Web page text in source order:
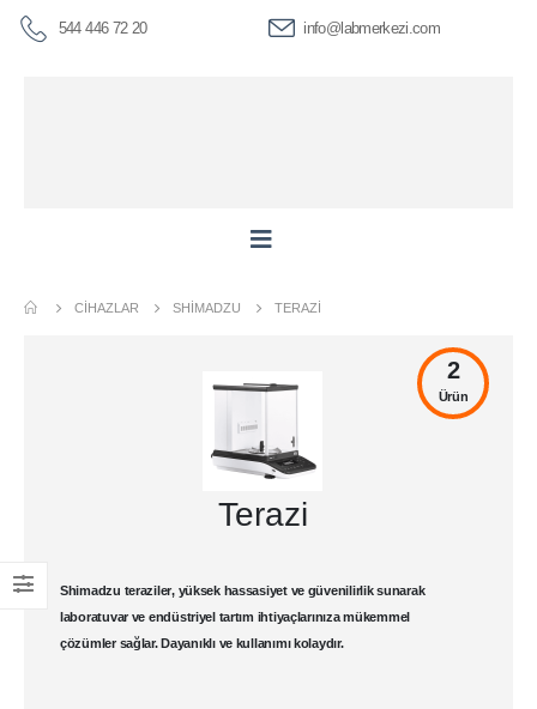
544 446 72 20 info@labmerkezi.com
CIHAZLAR SHIMADZU TERAZI
Terazi
Shimadzu teraziler, yüksek hassasiyet ve güvenilirlik sunarak
laboratuvarve endüstriyel tartım ihtiyaçlarınıza mükemmel
çözümler sağlar. Dayanıklı ve kullanımı kolaydır.
2
Ürün